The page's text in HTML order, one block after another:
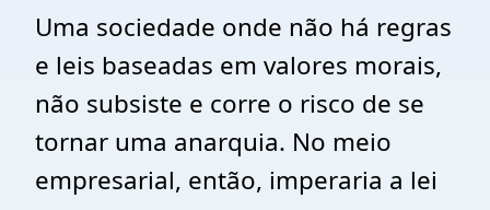
Uma sociedade onde não há regras
e leis baseadas em valores morais,
não subsiste e corre o risco de se
tornar uma anarquia. No meio
empresarial, então, imperaria a lei